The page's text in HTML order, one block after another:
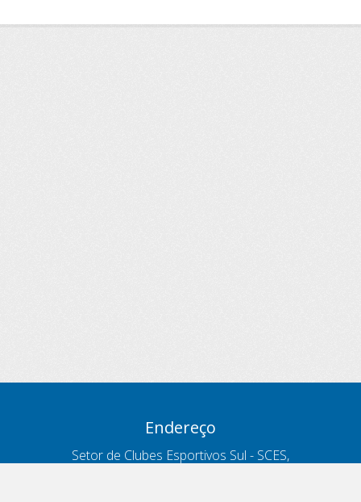
Endereço
Setor de Clubes Esportivos Sul - SCES,